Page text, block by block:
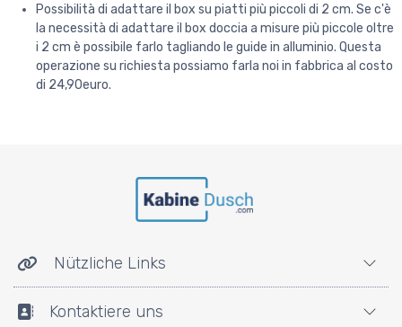
Possibilità di adattare il box su piatti più piccoli di 2 cm. Se c'è
la necessità di adattare il box doccia a misure più piccole oltre
i 2 cm è possibile farlo tagliando le guide in alluminio. Questa
operazione su richiesta possiamo farla noi in fabbrica al costo
di 24,90euro.
Nützliche Links
Kontaktiere uns